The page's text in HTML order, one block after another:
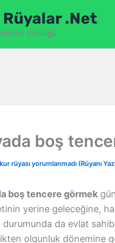
Rüyalar .Net
Sözlüğü
boş
rüyası yorumlanmadı (Rüyanı
boş tencere görmek
yerine geleceğine,
durumunda da evlat
olgunluk dönemine